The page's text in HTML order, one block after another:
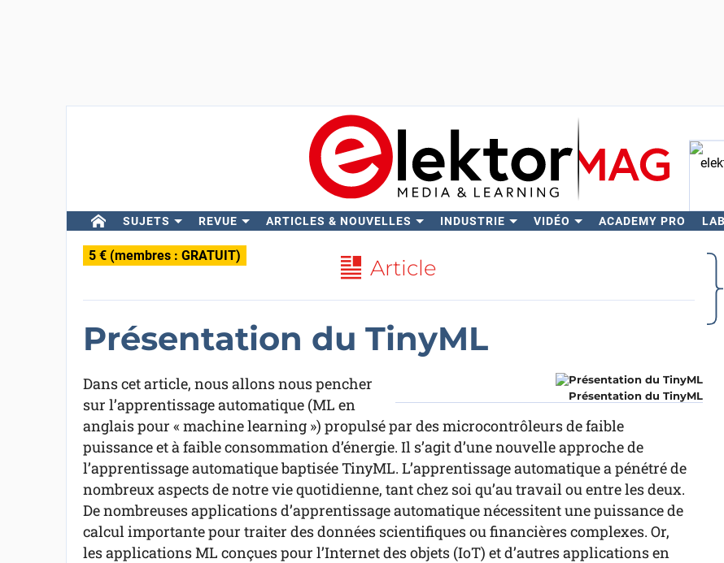
SUJETS REVUE ARTICLES & NOUVELLES INDUSTRIE VIDÉO ACADEMY PRO
5 € (membres : GRATUIT) Article
Présentation du TinyML
Présentation du TinyML
Dans cet article, nous allons nous pencher
sur l’apprentissage automatique (ML en
anglais pour « machine learning ») propulsé par des microcontrôleurs de faible
puissance et à faible consommation d’énergie. Il s’agit d’une nouvelle approche de
l’apprentissage automatique baptisée TinyML. L’apprentissage automatique a pénétré de
nombreux aspects de notre vie quotidienne, tant chez soi qu’au travail ou entre les deux.
De nombreuses applications d’apprentissage automatique nécessitent une puissance de
calcul importante pour traiter des données scientifiques ou financières complexes. Or,
les applications ML conçues pour l’Internet des objets (IoT) et d’autres applications en